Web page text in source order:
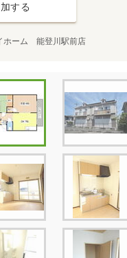
する
ホーム 能登川駅前店